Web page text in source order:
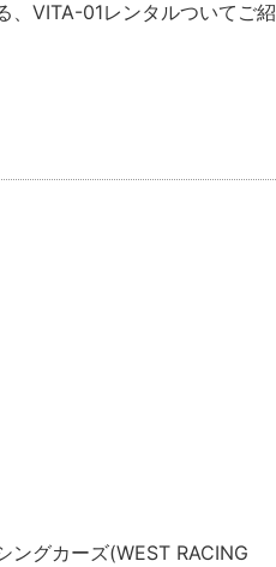
、VITA-01レンタルついてご紹
ングカーズ(WEST RACING